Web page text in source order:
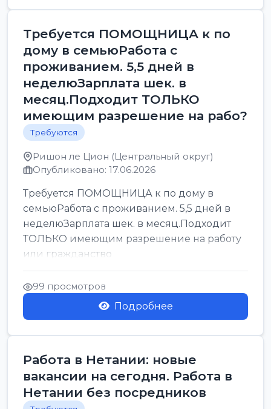
Требуется ПОМОЩНИЦА к по
дому в семьюРабота с
проживанием. 5,5 дней в
неделюЗарплата шек. в
месяц.Подходит ТОЛЬКО
имеющим разрешение на рабо?
Требуются
Ришон ле Цион (Центральный округ)
Опубликовано: 17.06.2026
Требуется ПОМОЩНИЦА к по дому в
семьюРабота с проживанием. 5,5 дней в
неделюЗарплата шек. в месяц.Подходит
ТОЛЬКО имеющим разрешение на работу
или гражданство
99 просмотров
Подробнее
Работа в Нетании: новые
вакансии на сегодня. Работа в
Нетании без посредников